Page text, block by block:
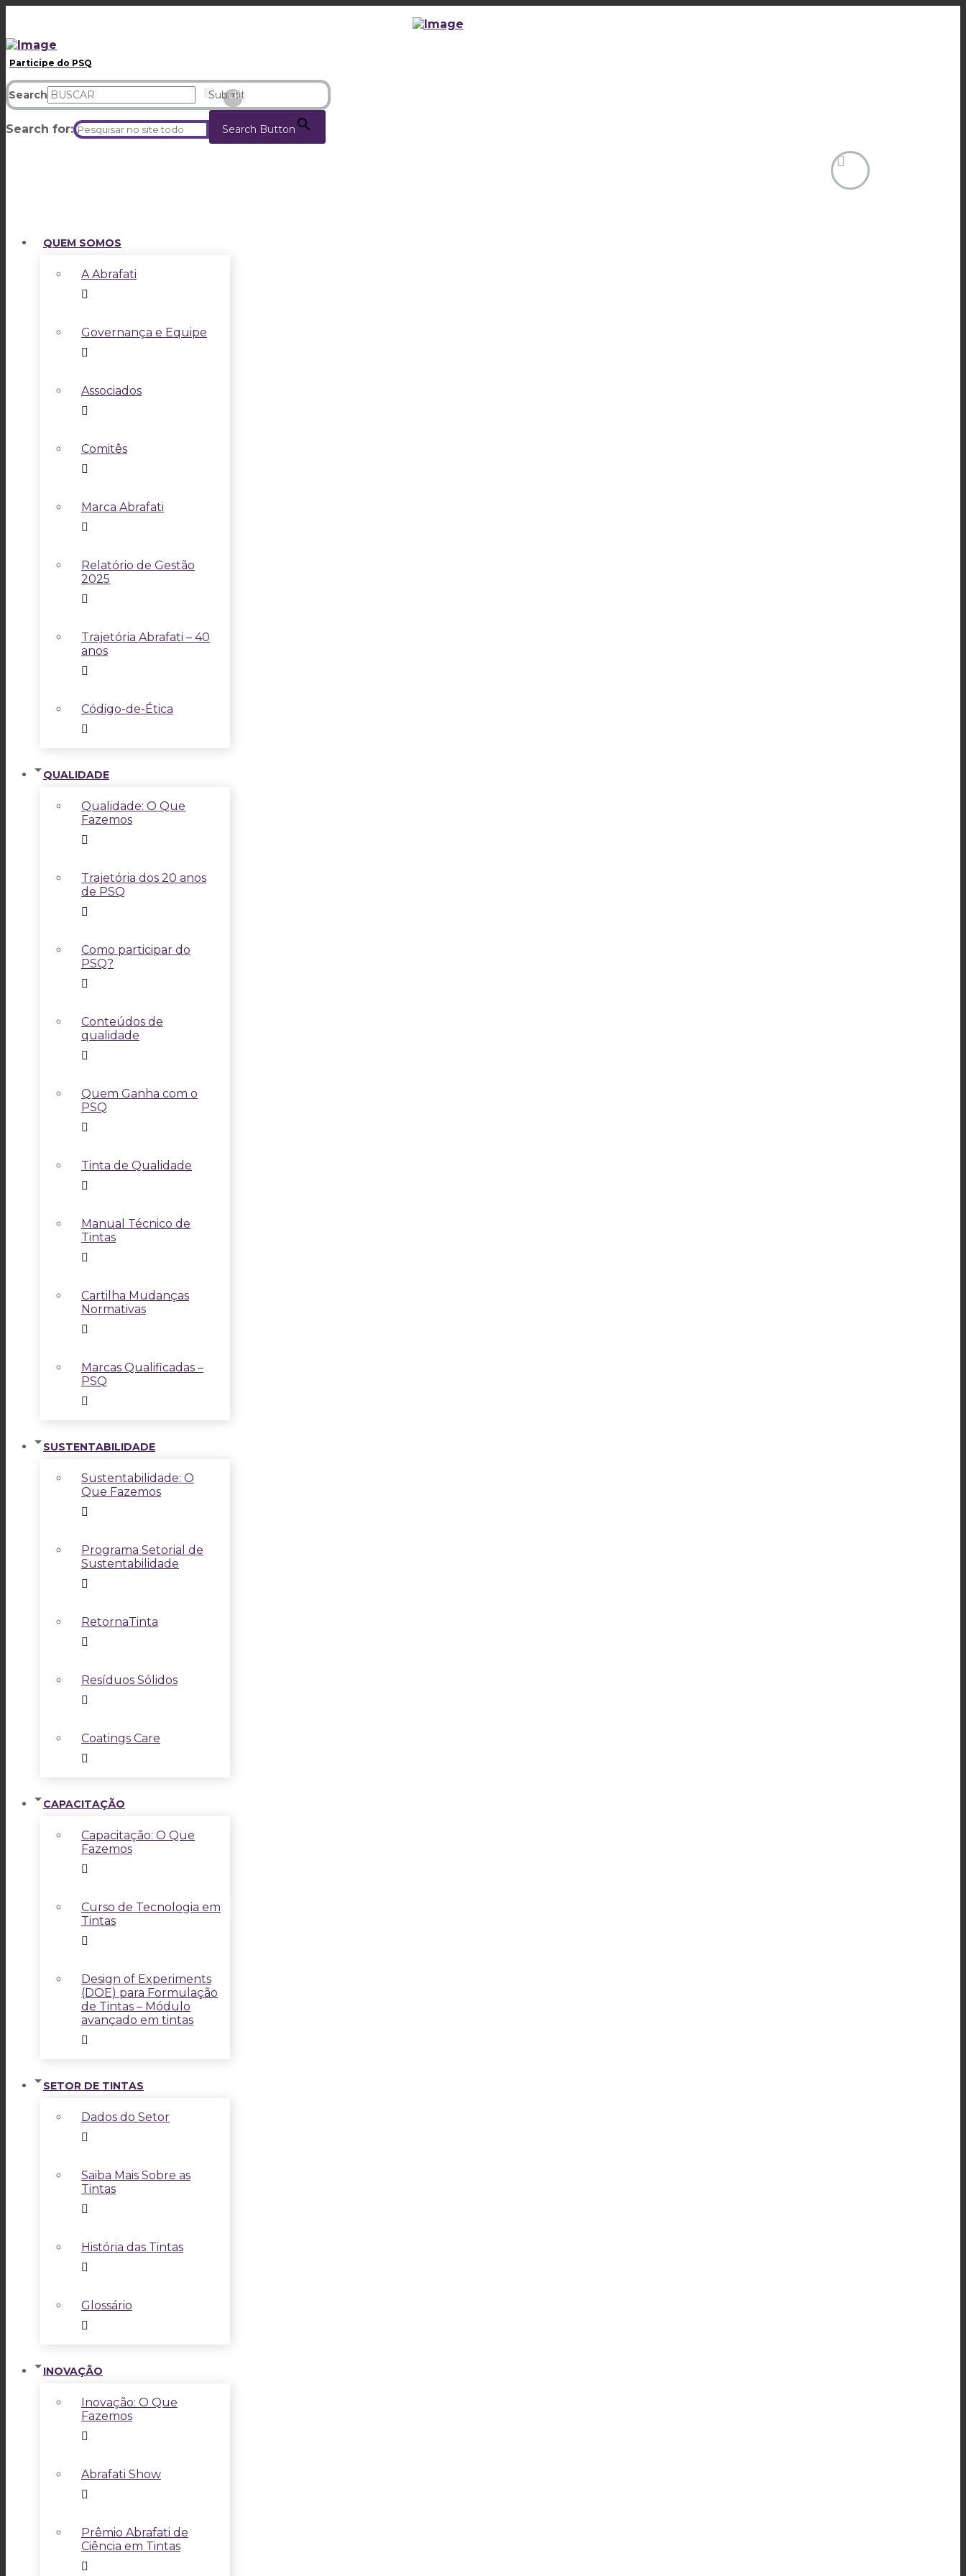
Participe do PSQ
Search Submit
Clear
Search for: Search Button
QUEM SOMOS
A Abrafati
Governança e Equipe
Associados
Comitês
Marca Abrafati
Relatório de Gestão
2025
Trajetória Abrafati – 40
anos
Código-de-Ética
QUALIDADE
Qualidade: O Que
Fazemos
Trajetória dos 20 anos
de PSQ
Como participar do
PSQ?
Conteúdos de
qualidade
Quem Ganha com o
PSQ
Tinta de Qualidade
Manual Técnico de
Tintas
Cartilha Mudanças
Normativas
Marcas Qualificadas –
PSQ
SUSTENTABILIDADE
Sustentabilidade: O
Que Fazemos
Programa Setorial de
Sustentabilidade
RetornaTinta
Resíduos Sólidos
Coatings Care
CAPACITAÇÃO
Capacitação: O Que
Fazemos
Curso de Tecnologia em
Tintas
Design of Experiments
(DOE) para Formulação
de Tintas – Módulo
avançado em tintas
SETOR DE TINTAS
Dados do Setor
Saiba Mais Sobre as
Tintas
História das Tintas
Glossário
INOVAÇÃO
Inovação: O Que
Fazemos
Abrafati Show
Prêmio Abrafati de
Ciência em Tintas